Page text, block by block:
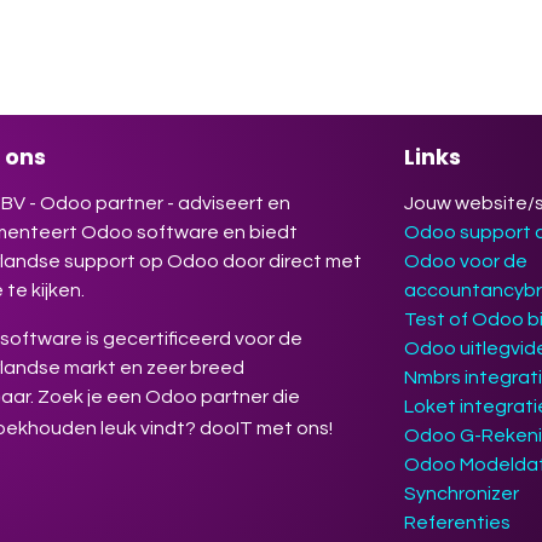
- Odoo partner - adviseert en
Odoo software en biedt
support op Odoo door direct met
te kijken.
is gecertificeerd voor de
markt en zeer breed
Zoek je een Odoo partner die
leuk vindt? dooIT met ons!
Links
Jouw website/
Odoo support
Odoo voor de
Test of Odoo
Odoo
Nmbrs
Loket
Odoo G-
Odoo
Synchronizer
Referenties